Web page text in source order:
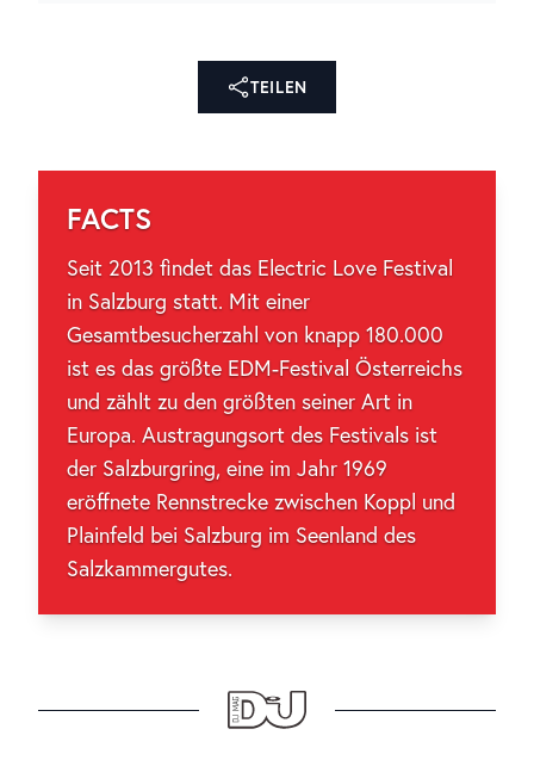
TEILEN
FACTS
Seit 2013 findet das Electric Love Festival
in Salzburg statt. Mit einer
Gesamtbesucherzahl von knapp 180.000
ist es das größte EDM-Festival Österreichs
und zählt zu den größten seiner Art in
Europa. Austragungsort des Festivals ist
der Salzburgring, eine im Jahr 1969
eröffnete Rennstrecke zwischen Koppl und
Plainfeld bei Salzburg im Seenland des
Salzkammergutes.